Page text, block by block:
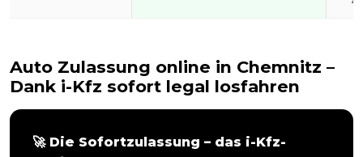
Auto Zulassung online in Chemnitz –
Dank i-Kfz sofort legal losfahren
🚀 Die Sofortzulassung – das i-Kfz-